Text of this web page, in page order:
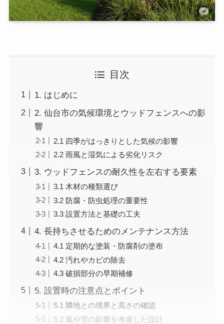
目次
1. はじめに
2. 仙台市の気候環境とウッドフェンスへの影
響
2.1 四季がはっきりとした気候の影響
2.2 雨風と湿気による劣化リスク
3. ウッドフェンスの耐久性を左右する要素
3.1 木材の種類選び
3.2 防腐・防虫処理の重要性
3.3 設置方法と基礎の工夫
4. 長持ちさせるためのメンテナンス方法
4.1 定期的な塗装・防腐剤の塗布
4.2 汚れやカビの除去
4.3 破損部分の早期補修
5. 設置時の注意点とポイント
5.1 隣地との境界と高さの確認
5.2 風や雪の影響を考慮した設計